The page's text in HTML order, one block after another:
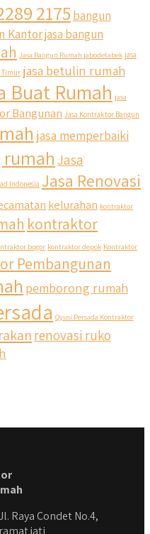
Bangun dan Renovasi
sistem Cicilan ?? 🤗
program cicilan ini temen
link di bio yaa
#qyusipersada
2175 bangun
Kantorjasa bangun
Jasa Bangun Rumah jabodetabek jasa
Timur jasa betulin rumah
Buat Rumah jasa
Bangunan Jasa Kontraktor Bangun
jasa memperbaiki
Jasa
Indonesia Jasa Renovasi
kelurahan kontraktor
kontraktor
bogor kontraktor depok Kontraktor
Pembangunan
pemborong rumah
Qyusi Persada Kontraktor
renovasi ruko
Raya Condet No.4,
jati